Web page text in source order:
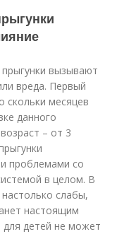
вызывают
вреда. Первый
скольки месяцев
данного
– от 3
проблемами со
в целом. В
слабы,
настоящим
для детей не может